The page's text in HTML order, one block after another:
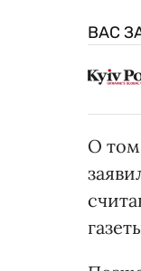
ВАС
О